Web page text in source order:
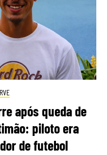
após queda de
piloto era
de futebol